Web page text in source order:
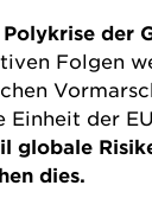
Polykrise der
Folgen
Einheit der
globale
dies.